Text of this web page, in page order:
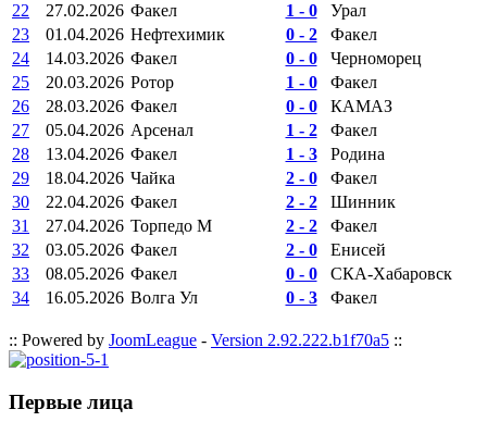
22
27.02.2026 Факел 1 - 0
Урал
23
01.04.2026 Нефтехимик 0 - 2
Факел
24
14.03.2026 Факел 0 - 0
Черноморец
25
20.03.2026 Ротор 1 - 0
Факел
26
28.03.2026 Факел 0 - 0
КАМАЗ
27
05.04.2026 Арсенал 1 - 2
Факел
28
13.04.2026 Факел 1 - 3
Родина
29
18.04.2026 Чайка 2 - 0
Факел
30
22.04.2026 Факел 2 - 2
Шинник
31
27.04.2026 Торпедо М 2 - 2
Факел
32
03.05.2026 Факел 2 - 0
Енисей
33
08.05.2026 Факел 0 - 0
СКА-Хабаровск
34
16.05.2026 Волга Ул 0 - 3 Факел
:: Powered by JoomLeague - Version 2.92.222.b1f70a5 ::
Первые лица